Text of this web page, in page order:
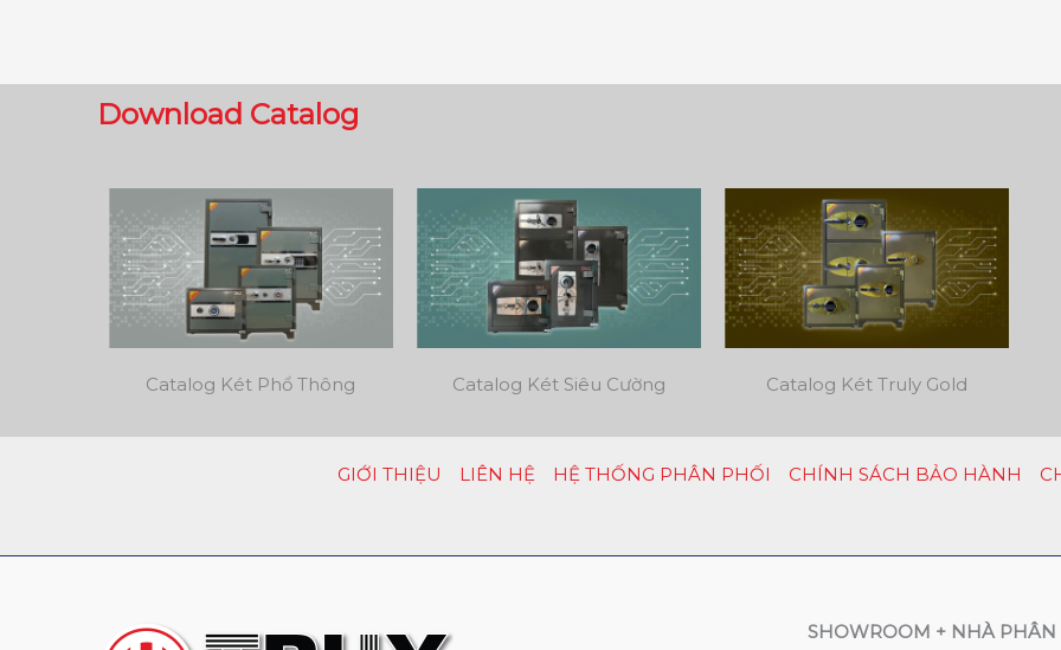
Download Catalog
Catalog Két Phổ Thông Catalog Két Siêu Cường Catalog Két Truly Gold
GIỚI THIỆU LIÊN HỆ HỆ THỐNG PHÂN PHỐI CHÍNH SÁCH BẢO HÀNH
SHOWROOM + NHÀ PHÂN